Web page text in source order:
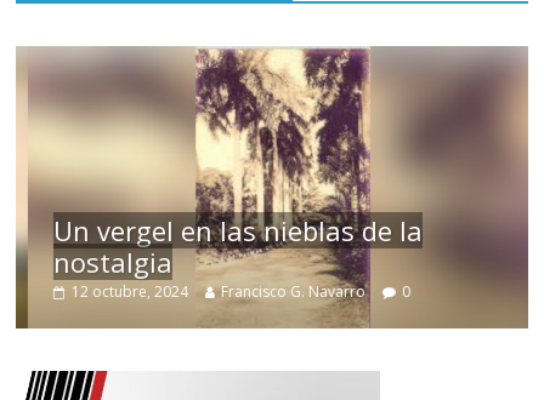
Un vergel en las nieblas de la
nostalgia
12 octubre, 2024 Francisco G. Navarro 0